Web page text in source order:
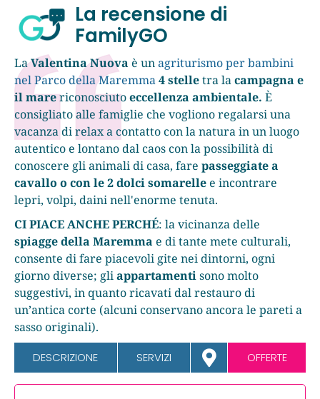
La recensione di
FamilyGO
LaValentina Nuova è unagriturismo per bambini
nel Parco della Maremma4 stelletra lacampagna e
il marericonosciutoeccellenza ambientale. È
consigliato alle famiglie che vogliono regalarsi una
vacanza di relax a contatto con la natura in un luogo
autentico e lontano dal caos con la possibilità di
conoscere gli animali di casa, fare passeggiate a
cavallo o con le 2 dolci somarellee incontrare
lepri, volpi, daini nell'enorme tenuta.
CI PIACE ANCHE PERCHÉ: la vicinanza delle
spiagge della Maremma e di tante mete culturali,
consente di fare piacevoli gite nei dintorni, ogni
giorno diverse; gliappartamentisono molto
suggestivi, in quanto ricavati dal restauro di
un’antica corte (alcuni conservano ancora le pareti a
sasso originali).
DESCRIZIONE SERVIZI OFFERTE